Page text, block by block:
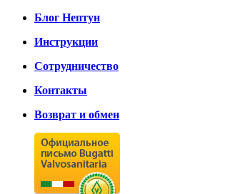
Блог Нептун
Инструкции
Сотрудничество
Контакты
Возврат и обмен